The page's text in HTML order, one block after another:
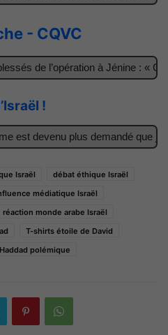
- CQVC
de l’opération à Jénine : « Ces
!
devenu plus demandé que
Israël
débat éthique Israël
médiatique Israël
réaction monde arabe Israël
T-shirts étoile de David
polémique